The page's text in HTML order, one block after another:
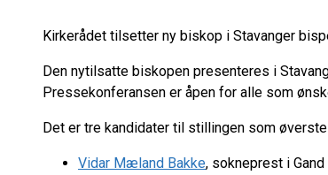
Kirkerådet tilsetter ny biskop i Stavanger
Den nytilsatte biskopen presenteres i
Pressekonferansen er åpen for alle som
Det er tre kandidater til stillingen som
Vidar Mæland Bakke, sokneprest i